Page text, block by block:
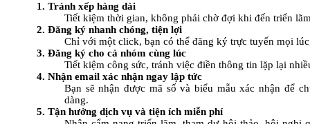
1. Tránh xếp hàng dài
Tiết kiệm thời gian, không phải chờ đợi khi đến triển
2. Đăng ký nhanh chóng, tiện lợi
Chỉ với một click, bạn có thể đăng ký trực tuyến mọi
3. Đăng ký cho cả nhóm cùng lúc
Tiết kiệm công sức, tránh việc điền thông tin lặp lại
4. Nhận email xác nhận ngay lập tức
Bạn sẽ nhận được mã số và biểu mẫu xác nhận để
dàng.
5. Tận hưởng dịch vụ và tiện ích miễn phí